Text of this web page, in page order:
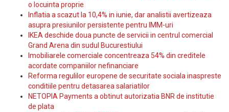
o locuinta proprie
Inflatia a scazut la 10,4% in iunie, dar analistii avertizeaza
asupra presiunilor persistente pentru IMM-uri
IKEA deschide doua puncte de servicii in centrul comercial
Grand Arena din sudul Bucurestiului
Imobiliarele comerciale concentreaza 54% din creditele
acordate companiilor nefinanciare
Reforma regulilor europene de securitate sociala inaspreste
conditiile pentru detasarea salariatilor
NETOPIA Payments a obtinut autorizatia BNR de institutie
de plata